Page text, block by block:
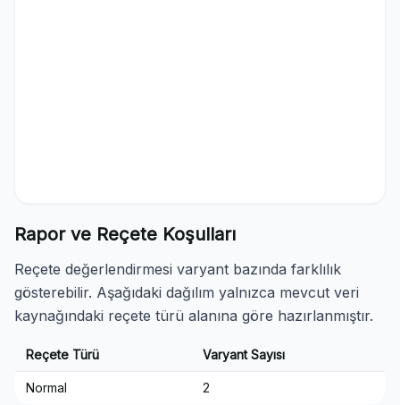
Rapor ve Reçete Koşulları
Reçete değerlendirmesi varyant bazında farklılık
gösterebilir. Aşağıdaki dağılım yalnızca mevcut veri
kaynağındaki reçete türü alanına göre hazırlanmıştır.
Reçete Türü Varyant Sayısı
Normal 2